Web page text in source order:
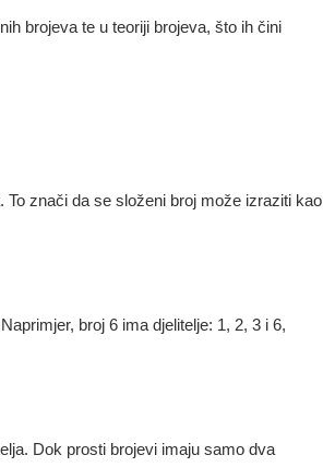
brojeva te u teoriji brojeva, što ih čini
To znači da se složeni broj može izraziti kao
broj 6 ima djelitelje: 1, 2, 3 i 6,
Dok prosti brojevi imaju samo dva